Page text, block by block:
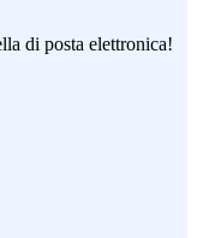
di posta elettronica!